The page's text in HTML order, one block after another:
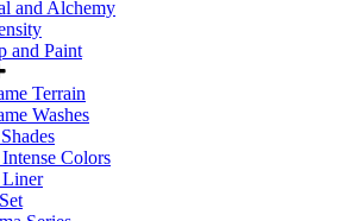
and Alchemy
and Paint
Terrain
Washes
Colors